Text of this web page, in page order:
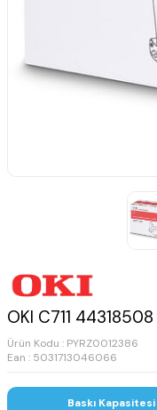
OKI C711
Ürün Kodu : PYRZ0012386
Ean : 5031713046066
Baskı